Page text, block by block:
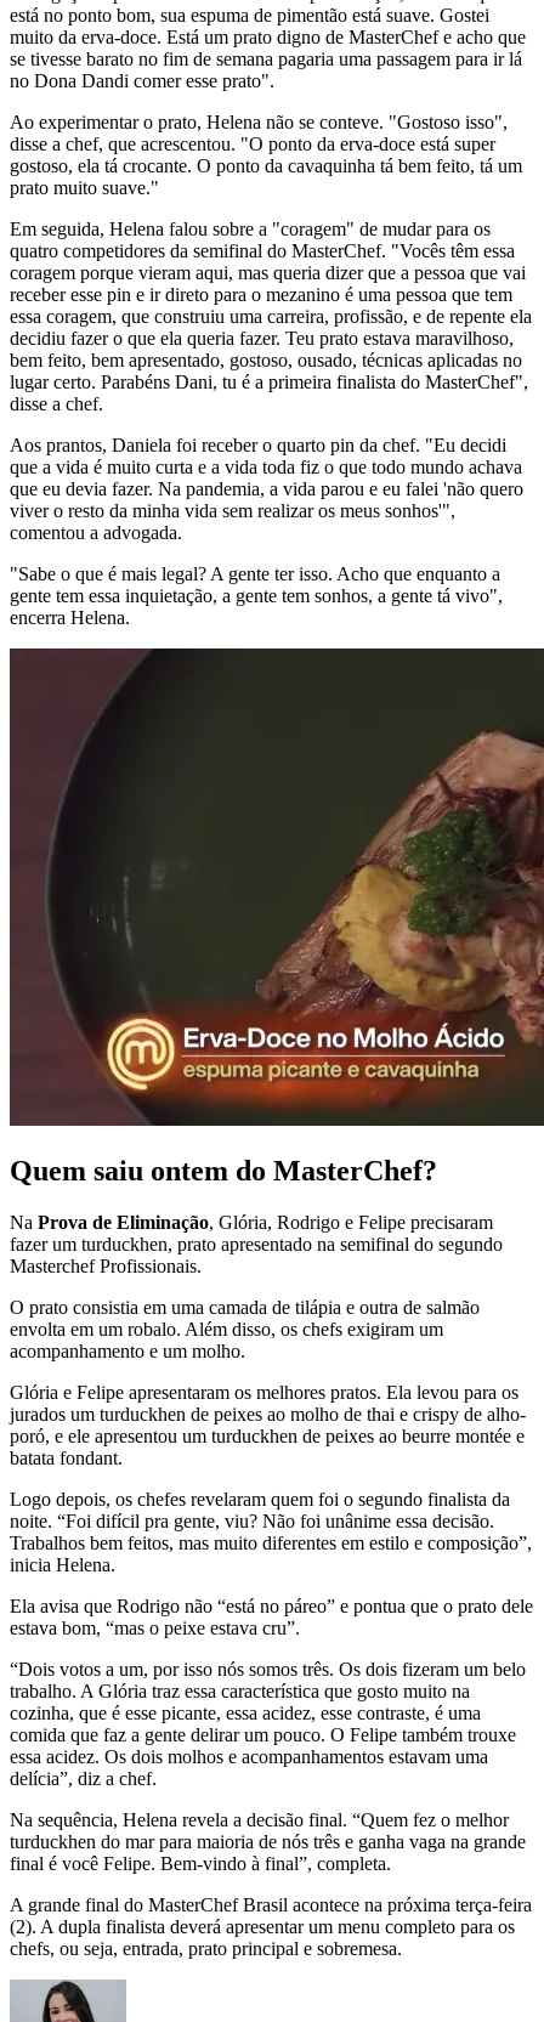
está no ponto bom, sua espuma de pimentão está suave. Gostei
muito da erva-doce. Está um prato digno de MasterChef e acho que
se tivesse barato no fim de semana pagaria uma passagem para ir lá
no Dona Dandi comer esse prato".
Ao experimentar o prato, Helena não se conteve. "Gostoso isso",
disse a chef, que acrescentou. "O ponto da erva-doce está super
gostoso, ela tá crocante. O ponto da cavaquinha tá bem feito, tá um
prato muito suave."
Em seguida, Helena falou sobre a "coragem" de mudar para os
quatro competidores da semifinal do MasterChef. "Vocês têm essa
coragem porque vieram aqui, mas queria dizer que a pessoa que vai
receber esse pin e ir direto para o mezanino é uma pessoa que tem
essa coragem, que construiu uma carreira, profissão, e de repente ela
decidiu fazer o que ela queria fazer. Teu prato estava maravilhoso,
bem feito, bem apresentado, gostoso, ousado, técnicas aplicadas no
lugar certo. Parabéns Dani, tu é a primeira finalista do MasterChef",
disse a chef.
Aos prantos, Daniela foi receber o quarto pin da chef. "Eu decidi
que a vida é muito curta e a vida toda fiz o que todo mundo achava
que eu devia fazer. Na pandemia, a vida parou e eu falei 'não quero
viver o resto da minha vida sem realizar os meus sonhos'",
comentou a advogada.
"Sabe o que é mais legal? A gente ter isso. Acho que enquanto a
gente tem essa inquietação, a gente tem sonhos, a gente tá vivo",
encerra Helena.
Quem saiu ontem do MasterChef?
Na Prova de Eliminação, Glória, Rodrigo e Felipe precisaram
fazer um turduckhen, prato apresentado na semifinal do segundo
Masterchef Profissionais.
O prato consistia em uma camada de tilápia e outra de salmão
envolta em um robalo. Além disso, os chefs exigiram um
acompanhamento e um molho.
Glória e Felipe apresentaram os melhores pratos. Ela levou para os
jurados um turduckhen de peixes ao molho de thai e crispy de alho-
poró, e ele apresentou um turduckhen de peixes ao beurre montée e
batata fondant.
Logo depois, os chefes revelaram quem foi o segundo finalista da
noite. “Foi difícil pra gente, viu? Não foi unânime essa decisão.
Trabalhos bem feitos, mas muito diferentes em estilo e composição”,
inicia Helena.
Ela avisa que Rodrigo não “está no páreo” e pontua que o prato dele
estava bom, “mas o peixe estava cru”.
“Dois votos a um, por isso nós somos três. Os dois fizeram um belo
trabalho. A Glória traz essa característica que gosto muito na
cozinha, que é esse picante, essa acidez, esse contraste, é uma
comida que faz a gente delirar um pouco. O Felipe também trouxe
essa acidez. Os dois molhos e acompanhamentos estavam uma
delícia”, diz a chef.
Na sequência, Helena revela a decisão final. “Quem fez o melhor
turduckhen do mar para maioria de nós três e ganha vaga na grande
final é você Felipe. Bem-vindo à final”, completa.
A grande final do MasterChef Brasil acontece na próxima terça-feira
(2). A dupla finalista deverá apresentar um menu completo para os
chefs, ou seja, entrada, prato principal e sobremesa.